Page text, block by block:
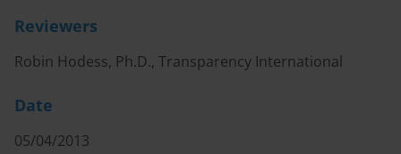
Reviewers
Robin Hodess, Ph.D., Transparency International
Date
05/04/2013